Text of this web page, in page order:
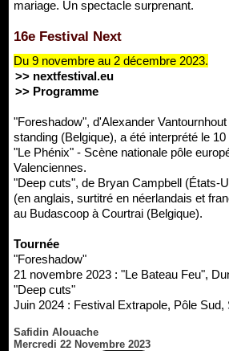
mariage. Un spectacle surprenant.
16e Festival Next
Du 9 novembre au 2 décembre 2023.
>> nextfestival.eu
>> Programme
"Foreshadow", d'Alexander
standing (Belgique), a été interprété le
"Le Phénix" - Scène nationale pôle
Valenciennes.
"Deep cuts", de Bryan Campbell (États-
(en anglais, surtitré en néerlandais et
au Budascoop à Courtrai (Belgique).
Tournée
"Foreshadow"
21 novembre 2023 : "Le Bateau Feu",
"Deep cuts"
Juin 2024 : Festival Extrapole, Pôle Sud,
Safidin Alouache
Mercredi 22 Novembre 2023